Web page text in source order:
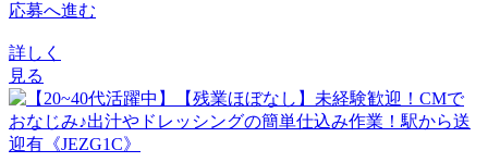
応募へ進む
詳しく
見る